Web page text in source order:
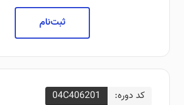
ثبت‌نام
کد دوره: 04C406201